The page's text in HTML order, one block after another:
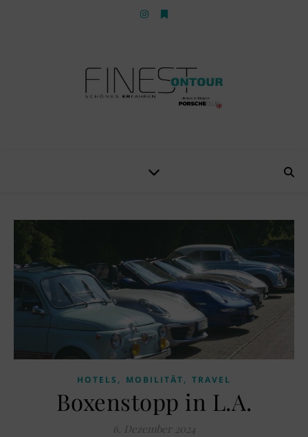
HOTELS , MOBILITÄT, TRAVEL
Boxenstopp in L.A.
6. Dezember 2024